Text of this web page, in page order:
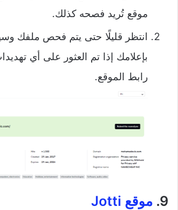
موقع تُريد فصحه كذلك.
انتظر قليلًا حتى يتم فحص ملفك
بإعلامك إذا تم العثور على أي
رابط الموقع.
9. موقع Jotti